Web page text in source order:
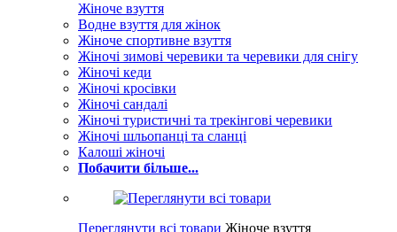
Жіноче взуття
Водне взуття для жінок
Жіноче спортивне взуття
Жіночі зимові черевики та черевики для снігу
Жіночі кеди
Жіночі кросівки
Жіночі сандалі
Жіночі туристичні та трекінгові черевики
Жіночі шльопанці та сланці
Калоші жіночі
Побачити більше...
Переглянути всі товари Жіноче взуття